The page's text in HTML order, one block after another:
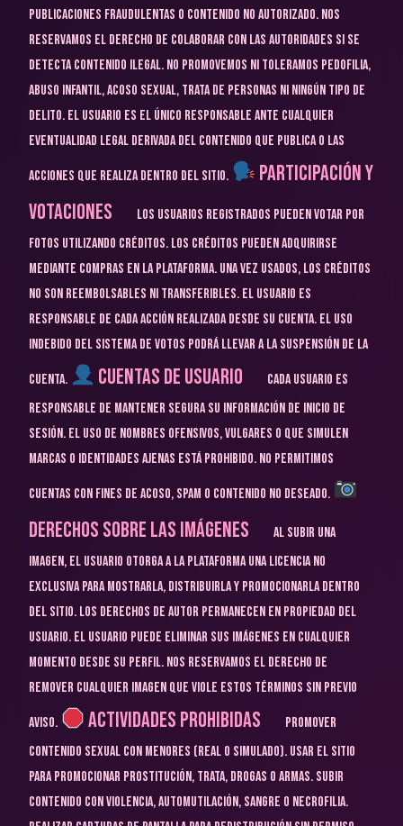
publicaciones fraudulentas o contenido no autorizado. Nos
reservamos el derecho de colaborar con las autoridades si se
detecta contenido ilegal. No promovemos ni toleramos pedofilia,
abuso infantil, acoso sexual, trata de personas ni ningún tipo de
delito. El usuario es el único responsable ante cualquier
eventualidad legal derivada del contenido que publica o las
acciones que realiza dentro del sitio.
Participación y
Votaciones
Los usuarios registrados pueden votar por
fotos utilizando créditos. Los créditos pueden adquirirse
mediante compras en la plataforma. Una vez usados, los créditos
no son reembolsables ni transferibles. El usuario es
responsable de cada acción realizada desde su cuenta. El uso
indebido del sistema de votos podrá llevar a la suspensión de la
cuenta. Cuentas de Usuario
Cada usuario es
responsable de mantener segura su información de inicio de
sesión. El uso de nombres ofensivos, vulgares o que simulen
marcas o identidades ajenas está prohibido. No permitimos
cuentas con fines de acoso, spam o contenido no deseado.
Derechos sobre las Imágenes
Al subir una
imagen, el usuario otorga a la Plataforma una licencia no
exclusiva para mostrarla, distribuirla y promocionarla dentro
del sitio. Los derechos de autor permanecen en propiedad del
usuario. El usuario puede eliminar sus imágenes en cualquier
momento desde su perfil. Nos reservamos el derecho de
remover cualquier imagen que viole estos términos sin previo
aviso. Actividades Prohibidas
Promover
contenido sexual con menores (real o simulado). Usar el sitio
para promocionar prostitución, trata, drogas o armas. Subir
contenido con violencia, automutilación, sangre o necrofilia.